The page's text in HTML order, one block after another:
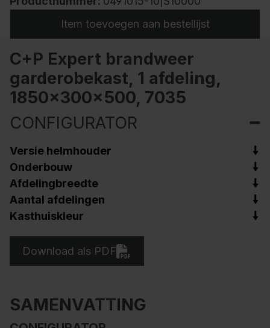
Item toevoegen aan bestellijst
C+P Expert brandweer
garderobekast, 1 afdeling,
1850x300x500, 7035
CONFIGURATOR
Versie helmhouder
Onderbouw
Afdelingbreedte
Aantal afdelingen
Kasthuiskleur
Download als PDF
SAMENVATTING